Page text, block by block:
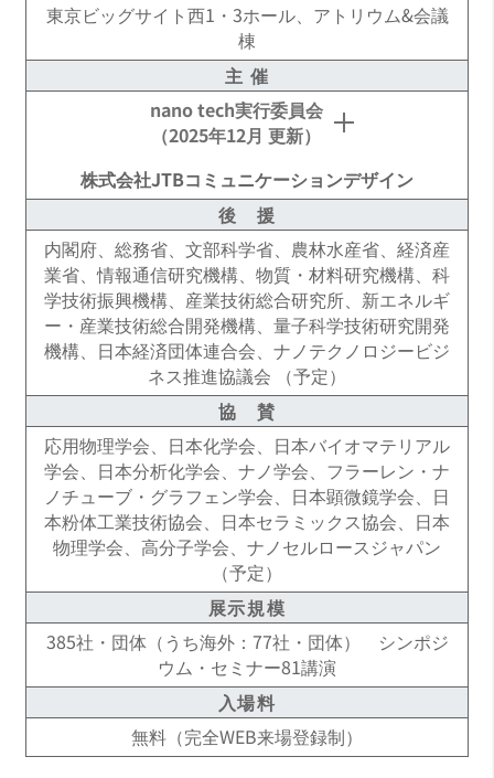
東京ビッグサイト西1・3ホール、アトリウム&会議
棟
主 催
nano tech実行委員会
（2025年12月 更新）
委 員 長
川合 知二（大阪大学 産業科学研究所 招聘教授 /
国立研究開発法人新エネルギー・産業技術総合
開発機構 技術戦略研究センター 栄誉フェロー）
副委員長
馬場 嘉信（量子科学技術研究開発機構（QST）
量子生命科学研究所 所長 / 名古屋大学量子化学
イノベーション研究所 特任教授）
委 員
石井 伸晃（株式会社レゾナック・ホールディン
グス 研究開発企画部 戦略企画グループ シニアプ
ロフェッショナル）
伊藤 忠（文部科学省「材料の社会実装に向けた
プロセスサイエンス構築事業（Materealize）」
サブプログラムディレクター）
上島 貢（日本ゼオン株式会社 経営企画統括部門
渉外部部長 兼 ZEON NEXT探索本部 ZEON NEXT
フロンティア 事業探索企画グループ）
株式会社JTBコミュニケーションデザイン
後 援
内閣府、総務省、文部科学省、農林水産省、経済産
業省、情報通信研究機構、物質・材料研究機構、科
学技術振興機構、産業技術総合研究所、新エネルギ
ー・産業技術総合開発機構、量子科学技術研究開発
機構、日本経済団体連合会、ナノテクノロジービジ
ネス推進協議会 （予定）
協 賛
応用物理学会、日本化学会、日本バイオマテリアル
学会、日本分析化学会、ナノ学会、フラーレン・ナ
ノチューブ・グラフェン学会、日本顕微鏡学会、日
本粉体工業技術協会、日本セラミックス協会、日本
物理学会、高分子学会、ナノセルロースジャパン
（予定）
展示規模
385社・団体（うち海外：77社・団体） シンポジ
ウム・セミナー81講演
入場料
無料（完全WEB来場登録制）